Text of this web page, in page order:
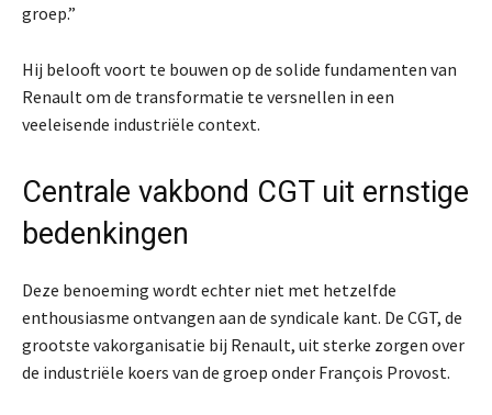
groep.”
Hij belooft voort te bouwen op de solide fundamenten van
Renault om de transformatie te versnellen in een
veeleisende industriële context.
Centrale vakbond CGT uit ernstige
bedenkingen
Deze benoeming wordt echter niet met hetzelfde
enthousiasme ontvangen aan de syndicale kant. De CGT, de
grootste vakorganisatie bij Renault, uit sterke zorgen over
de industriële koers van de groep onder François Provost.